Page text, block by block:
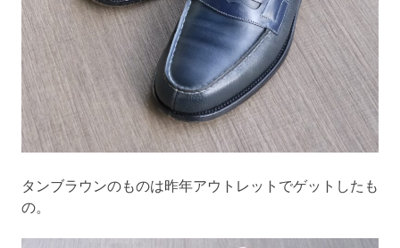
タンブラウンのものは昨年アウトレットでゲットしたも
の。